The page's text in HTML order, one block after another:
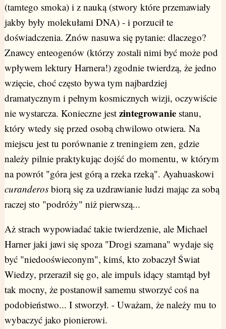
(tamtego smoka) i z nauką (stwory które przemawiały
jakby były molekułami DNA) - i porzucił te
doświadczenia. Znów nasuwa się pytanie: dlaczego?
Znawcy enteogenów (którzy zostali nimi być może pod
wpływem lektury Harnera!) zgodnie twierdzą, że jedno
wzięcie, choć często bywa tym najbardziej
dramatycznym i pełnym kosmicznych wizji, oczywiście
nie wystarcza. Konieczne jest zintegrowaniestanu,
który wtedy się przed osobą chwilowo otwiera. Na
miejscu jest tu porównanie z treningiem zen, gdzie
należy pilnie praktykując dojść do momentu, w którym
na powrót "góra jest górą a rzeka rzeką". Ayahuaskowi
curanderosbiorą się za uzdrawianie ludzi mając za sobą
raczej sto "podróży" niż pierwszą...
Aż strach wypowiadać takie twierdzenie, ale Michael
Harner jaki jawi się spoza "Drogi szamana" wydaje się
być "niedooświeconym", kimś, kto zobaczył Świat
Wiedzy, przeraził się go, ale impuls idący stamtąd był
tak mocny, że postanowił samemu stworzyć coś na
podobieństwo... I stworzył. - Uważam, że należy mu to
wybaczyć jako pionierowi.